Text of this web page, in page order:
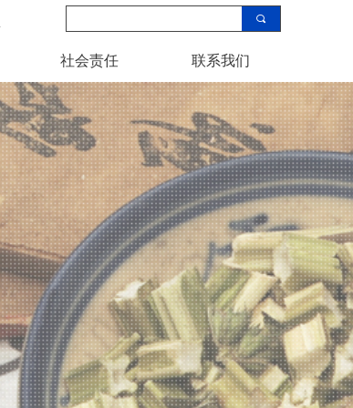
社会责任 联系我们
끠